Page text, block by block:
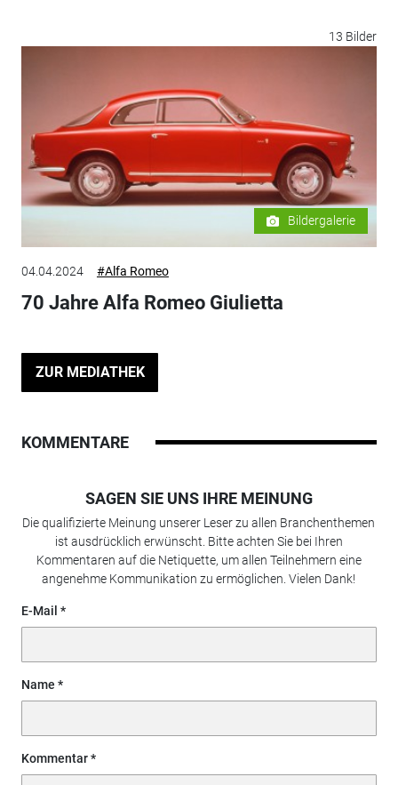
13 Bilder
Bildergalerie
04.04.2024 #Alfa Romeo
70 Jahre Alfa Romeo Giulietta
ZUR MEDIATHEK
KOMMENTARE
SAGEN SIE UNS IHRE MEINUNG
Die qualifizierte Meinung unserer Leser zu allen Branchenthemen
ist ausdrücklich erwünscht. Bitte achten Sie bei Ihren
Kommentaren auf die Netiquette, um allen Teilnehmern eine
angenehme Kommunikation zu ermöglichen. Vielen Dank!
E-Mail
Name
Kommentar